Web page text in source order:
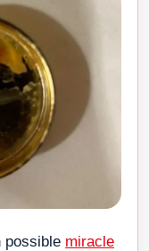
possible miracle